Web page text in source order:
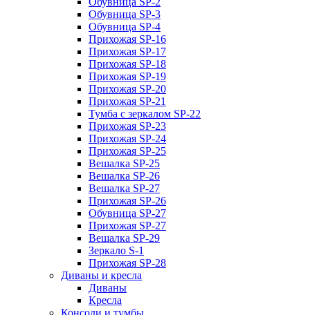
Обувница SP-3
Обувница SP-4
Прихожая SP-16
Прихожая SP-17
Прихожая SP-18
Прихожая SP-19
Прихожая SP-20
Прихожая SP-21
Тумба с зеркалом SP-22
Прихожая SP-23
Прихожая SP-24
Прихожая SP-25
Вешалка SP-25
Вешалка SP-26
Вешалка SP-27
Прихожая SP-26
Обувница SP-27
Прихожая SP-27
Вешалка SP-29
Зеркало S-1
Прихожая SP-28
Диваны и кресла
Диваны
Кресла
Консоли и тумбы